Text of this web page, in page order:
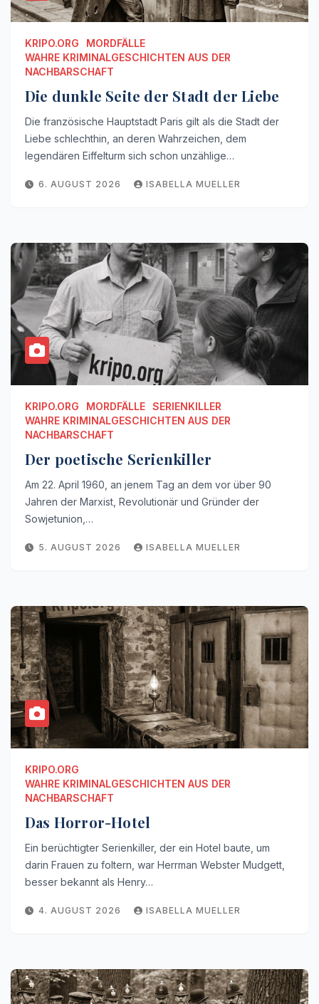
KRIPO.ORG
MORDFÄLLE
WAHRE KRIMINALGESCHICHTEN AUS DER
NACHBARSCHAFT
Die dunkle Seite der Stadt der Liebe
Die französische Hauptstadt Paris gilt als die Stadt der
Liebe schlechthin, an deren Wahrzeichen, dem
legendären Eiffelturm sich schon unzählige…
6. AUGUST 2026 ISABELLA MUELLER
KRIPO.ORG MORDFÄLLE SERIENKILLER
WAHRE KRIMINALGESCHICHTEN AUS DER
NACHBARSCHAFT
Der poetische Serienkiller
Am 22. April 1960, an jenem Tag an dem vor über 90
Jahren der Marxist, Revolutionär und Gründer der
Sowjetunion,…
5. AUGUST 2026 ISABELLA MUELLER
KRIPO.ORG
WAHRE KRIMINALGESCHICHTEN AUS DER
NACHBARSCHAFT
Das Horror-Hotel
Ein berüchtigter Serienkiller, der ein Hotel baute, um
darin Frauen zu foltern, war Herrman Webster Mudgett,
besser bekannt als Henry…
4. AUGUST 2026 ISABELLA MUELLER